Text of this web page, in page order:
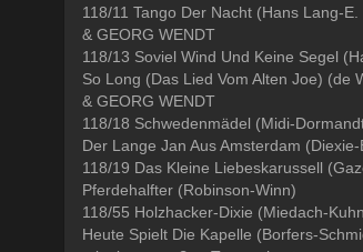
118/11 Tango Der Nacht (Hans Lang-E.
& GEORG WENDT
118/13 Soviel Wind Und Keine Segel
So Long (Das Lied Vom Alten Joe) (de
& GEORG WENDT
118/18 Schwedenmädel (Midi-
Der Lange Jan Aus Amsterdam
118/19 Das Kleine Liebeskarussell
Pferdehalfter (Robinson-Winn)
118/55 Holzhacker-Dixie (Miedach-
Heute Spielt Die Kapelle (Borfers-